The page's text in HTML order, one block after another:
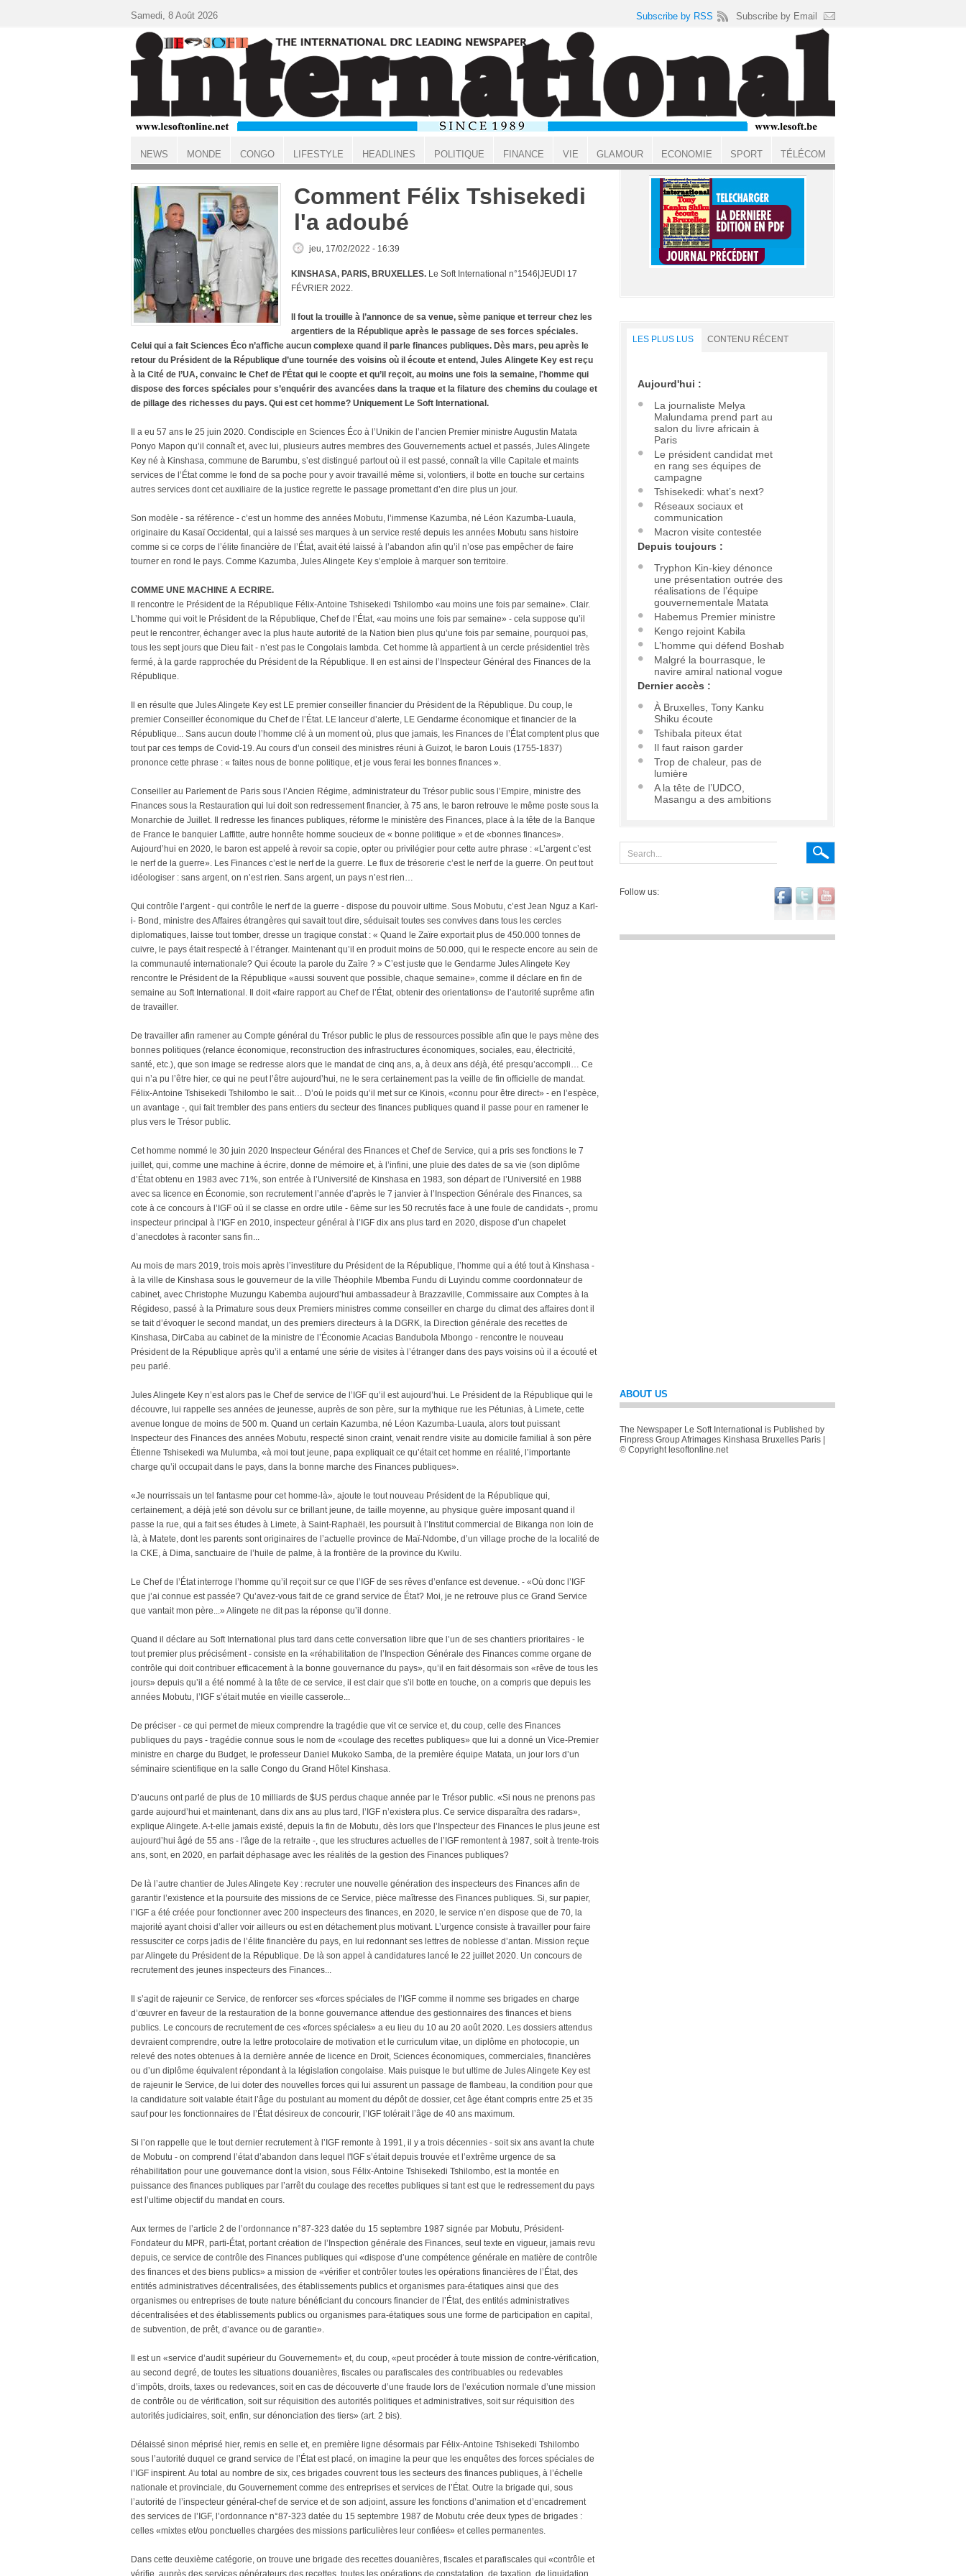
ACCUEIL
Comment Félix Tshisekedi
l'a adoubé
jeu, 17/02/2022 - 16:39
KINSHASA, PARIS, BRUXELLES. Le Soft International n°1546|JEUDI 17
FÉVRIER 2022.
Il fout la trouille à l’annonce de sa venue, sème panique et terreur chez les
argentiers de la République après le passage de ses forces spéciales.
Celui qui a fait Sciences Éco n’affiche aucun complexe quand il parle finances publiques. Dès mars, peu après le
retour du Président de la République d’une tournée des voisins où il écoute et entend, Jules Alingete Key est reçu
à la Cité de l’UA, convainc le Chef de l’État qui le coopte et qu’il reçoit, au moins une fois la semaine, l'homme qui
dispose des forces spéciales pour s’enquérir des avancées dans la traque et la filature des chemins du coulage et
de pillage des richesses du pays. Qui est cet homme? Uniquement Le Soft International.
Il a eu 57 ans le 25 juin 2020. Condisciple en Sciences Éco à l’Unikin de l’ancien Premier ministre Augustin Matata
Ponyo Mapon qu’il connaît et, avec lui, plusieurs autres membres des Gouvernements actuel et passés, Jules Alingete
Key né à Kinshasa, commune de Barumbu, s’est distingué partout où il est passé, connaît la ville Capitale et maints
services de l’État comme le fond de sa poche pour y avoir travaillé même si, volontiers, il botte en touche sur certains
autres services dont cet auxiliaire de la justice regrette le passage promettant d’en dire plus un jour.
Son modèle - sa référence - c’est un homme des années Mobutu, l’immense Kazumba, né Léon Kazumba-Luaula,
originaire du Kasaï Occidental, qui a laissé ses marques à un service resté depuis les années Mobutu sans histoire
comme si ce corps de l’élite financière de l’État, avait été laissé à l’abandon afin qu’il n’ose pas empêcher de faire
tourner en rond le pays. Comme Kazumba, Jules Alingete Key s’emploie à marquer son territoire.
COMME UNE MACHINE A ECRIRE.
Il rencontre le Président de la République Félix-Antoine Tshisekedi Tshilombo «au moins une fois par semaine». Clair.
L’homme qui voit le Président de la République, Chef de l’État, «au moins une fois par semaine» - cela suppose qu’il
peut le rencontrer, échanger avec la plus haute autorité de la Nation bien plus qu’une fois par semaine, pourquoi pas,
tous les sept jours que Dieu fait - n’est pas le Congolais lambda. Cet homme là appartient à un cercle présidentiel très
fermé, à la garde rapprochée du Président de la République. Il en est ainsi de l’Inspecteur Général des Finances de la
République.
Il en résulte que Jules Alingete Key est LE premier conseiller financier du Président de la République. Du coup, le
premier Conseiller économique du Chef de l’État. LE lanceur d’alerte, LE Gendarme économique et financier de la
République... Sans aucun doute l’homme clé à un moment où, plus que jamais, les Finances de l’État comptent plus que
tout par ces temps de Covid-19. Au cours d’un conseil des ministres réuni à Guizot, le baron Louis (1755-1837)
prononce cette phrase : « faites nous de bonne politique, et je vous ferai les bonnes finances ».
Conseiller au Parlement de Paris sous l’Ancien Régime, administrateur du Trésor public sous l’Empire, ministre des
Finances sous la Restauration qui lui doit son redressement financier, à 75 ans, le baron retrouve le même poste sous la
Monarchie de Juillet. Il redresse les finances publiques, réforme le ministère des Finances, place à la tête de la Banque
de France le banquier Laffitte, autre honnête homme soucieux de « bonne politique » et de «bonnes finances».
Aujourd’hui en 2020, le baron est appelé à revoir sa copie, opter ou privilégier pour cette autre phrase : «L’argent c’est
le nerf de la guerre». Les Finances c’est le nerf de la guerre. Le flux de trésorerie c’est le nerf de la guerre. On peut tout
idéologiser : sans argent, on n’est rien. Sans argent, un pays n’est rien…
Qui contrôle l’argent - qui contrôle le nerf de la guerre - dispose du pouvoir ultime. Sous Mobutu, c’est Jean Nguz a Karl-
i- Bond, ministre des Affaires étrangères qui savait tout dire, séduisait toutes ses convives dans tous les cercles
diplomatiques, laisse tout tomber, dresse un tragique constat : « Quand le Zaïre exportait plus de 450.000 tonnes de
cuivre, le pays était respecté à l’étranger. Maintenant qu’il en produit moins de 50.000, qui le respecte encore au sein de
la communauté internationale? Qui écoute la parole du Zaïre ? » C’est juste que le Gendarme Jules Alingete Key
rencontre le Président de la République «aussi souvent que possible, chaque semaine», comme il déclare en fin de
semaine au Soft International. Il doit «faire rapport au Chef de l’État, obtenir des orientations» de l’autorité suprême afin
de travailler.
De travailler afin ramener au Compte général du Trésor public le plus de ressources possible afin que le pays mène des
bonnes politiques (relance économique, reconstruction des infrastructures économiques, sociales, eau, électricité,
santé, etc.), que son image se redresse alors que le mandat de cinq ans, a, à deux ans déjà, été presqu’accompli… Ce
qui n’a pu l’être hier, ce qui ne peut l’être aujourd’hui, ne le sera certainement pas la veille de fin officielle de mandat.
Félix-Antoine Tshisekedi Tshilombo le sait… D’où le poids qu’il met sur ce Kinois, «connu pour être direct» - en l’espèce,
un avantage -, qui fait trembler des pans entiers du secteur des finances publiques quand il passe pour en ramener le
plus vers le Trésor public.
Cet homme nommé le 30 juin 2020 Inspecteur Général des Finances et Chef de Service, qui a pris ses fonctions le 7
juillet, qui, comme une machine à écrire, donne de mémoire et, à l’infini, une pluie des dates de sa vie (son diplôme
d’État obtenu en 1983 avec 71%, son entrée à l’Université de Kinshasa en 1983, son départ de l’Université en 1988
avec sa licence en Économie, son recrutement l’année d’après le 7 janvier à l’Inspection Générale des Finances, sa
cote à ce concours à l’IGF où il se classe en ordre utile - 6ème sur les 50 recrutés face à une foule de candidats -, promu
inspecteur principal à l’IGF en 2010, inspecteur général à l’IGF dix ans plus tard en 2020, dispose d’un chapelet
d’anecdotes à raconter sans fin...
Au mois de mars 2019, trois mois après l’investiture du Président de la République, l’homme qui a été tout à Kinshasa -
à la ville de Kinshasa sous le gouverneur de la ville Théophile Mbemba Fundu di Luyindu comme coordonnateur de
cabinet, avec Christophe Muzungu Kabemba aujourd’hui ambassadeur à Brazzaville, Commissaire aux Comptes à la
Régideso, passé à la Primature sous deux Premiers ministres comme conseiller en charge du climat des affaires dont il
se tait d’évoquer le second mandat, un des premiers directeurs à la DGRK, la Direction générale des recettes de
Kinshasa, DirCaba au cabinet de la ministre de l’Économie Acacias Bandubola Mbongo - rencontre le nouveau
Président de la République après qu’il a entamé une série de visites à l’étranger dans des pays voisins où il a écouté et
peu parlé.
Jules Alingete Key n’est alors pas le Chef de service de l’IGF qu’il est aujourd’hui. Le Président de la République qui le
découvre, lui rappelle ses années de jeunesse, auprès de son père, sur la mythique rue les Pétunias, à Limete, cette
avenue longue de moins de 500 m. Quand un certain Kazumba, né Léon Kazumba-Luaula, alors tout puissant
Inspecteur des Finances des années Mobutu, respecté sinon craint, venait rendre visite au domicile familial à son père
Étienne Tshisekedi wa Mulumba, «à moi tout jeune, papa expliquait ce qu’était cet homme en réalité, l’importante
charge qu’il occupait dans le pays, dans la bonne marche des Finances publiques».
«Je nourrissais un tel fantasme pour cet homme-là», ajoute le tout nouveau Président de la République qui,
certainement, a déjà jeté son dévolu sur ce brillant jeune, de taille moyenne, au physique guère imposant quand il
passe la rue, qui a fait ses études à Limete, à Saint-Raphaël, les poursuit à l’Institut commercial de Bikanga non loin de
là, à Matete, dont les parents sont originaires de l’actuelle province de Maï-Ndombe, d’un village proche de la localité de
la CKE, à Dima, sanctuaire de l’huile de palme, à la frontière de la province du Kwilu.
Le Chef de l’État interroge l’homme qu’il reçoit sur ce que l’IGF de ses rêves d’enfance est devenue. - «Où donc l’IGF
que j’ai connue est passée? Qu’avez-vous fait de ce grand service de État? Moi, je ne retrouve plus ce Grand Service
que vantait mon père...» Alingete ne dit pas la réponse qu’il donne.
Quand il déclare au Soft International plus tard dans cette conversation libre que l’un de ses chantiers prioritaires - le
tout premier plus précisément - consiste en la «réhabilitation de l’Inspection Générale des Finances comme organe de
contrôle qui doit contribuer efficacement à la bonne gouvernance du pays», qu’il en fait désormais son «rêve de tous les
jours» depuis qu’il a été nommé à la tête de ce service, il est clair que s’il botte en touche, on a compris que depuis les
années Mobutu, l’IGF s’était mutée en vieille casserole...
De préciser - ce qui permet de mieux comprendre la tragédie que vit ce service et, du coup, celle des Finances
publiques du pays - tragédie connue sous le nom de «coulage des recettes publiques» que lui a donné un Vice-Premier
ministre en charge du Budget, le professeur Daniel Mukoko Samba, de la première équipe Matata, un jour lors d’un
séminaire scientifique en la salle Congo du Grand Hôtel Kinshasa.
D’aucuns ont parlé de plus de 10 milliards de $US perdus chaque année par le Trésor public. «Si nous ne prenons pas
garde aujourd’hui et maintenant, dans dix ans au plus tard, l’IGF n’existera plus. Ce service disparaîtra des radars»,
explique Alingete. A-t-elle jamais existé, depuis la fin de Mobutu, dès lors que l’Inspecteur des Finances le plus jeune est
aujourd’hui âgé de 55 ans - l'âge de la retraite -, que les structures actuelles de l’IGF remontent à 1987, soit à trente-trois
ans, sont, en 2020, en parfait déphasage avec les réalités de la gestion des Finances publiques?
De là l’autre chantier de Jules Alingete Key : recruter une nouvelle génération des inspecteurs des Finances afin de
garantir l’existence et la poursuite des missions de ce Service, pièce maîtresse des Finances publiques. Si, sur papier,
l’IGF a été créée pour fonctionner avec 200 inspecteurs des finances, en 2020, le service n’en dispose que de 70, la
majorité ayant choisi d’aller voir ailleurs ou est en détachement plus motivant. L’urgence consiste à travailler pour faire
ressusciter ce corps jadis de l’élite financière du pays, en lui redonnant ses lettres de noblesse d’antan. Mission reçue
par Alingete du Président de la République. De là son appel à candidatures lancé le 22 juillet 2020. Un concours de
recrutement des jeunes inspecteurs des Finances...
Il s’agit de rajeunir ce Service, de renforcer ses «forces spéciales de l’IGF comme il nomme ses brigades en charge
d’œuvrer en faveur de la restauration de la bonne gouvernance attendue des gestionnaires des finances et biens
publics. Le concours de recrutement de ces «forces spéciales» a eu lieu du 10 au 20 août 2020. Les dossiers attendus
devraient comprendre, outre la lettre protocolaire de motivation et le curriculum vitae, un diplôme en photocopie, un
relevé des notes obtenues à la dernière année de licence en Droit, Sciences économiques, commerciales, financières
ou d’un diplôme équivalent répondant à la législation congolaise. Mais puisque le but ultime de Jules Alingete Key est
de rajeunir le Service, de lui doter des nouvelles forces qui lui assurent un passage de flambeau, la condition pour que
la candidature soit valable était l’âge du postulant au moment du dépôt de dossier, cet âge étant compris entre 25 et 35
sauf pour les fonctionnaires de l’État désireux de concourir, l’IGF tolérait l’âge de 40 ans maximum.
Si l’on rappelle que le tout dernier recrutement à l’IGF remonte à 1991, il y a trois décennies - soit six ans avant la chute
de Mobutu - on comprend l’état d’abandon dans lequel l'IGF s’était depuis trouvée et l’extrême urgence de sa
réhabilitation pour une gouvernance dont la vision, sous Félix-Antoine Tshisekedi Tshilombo, est la montée en
puissance des finances publiques par l’arrêt du coulage des recettes publiques si tant est que le redressement du pays
est l’ultime objectif du mandat en cours.
Aux termes de l’article 2 de l’ordonnance n°87-323 datée du 15 septembre 1987 signée par Mobutu, Président-
Fondateur du MPR, parti-État, portant création de l’Inspection générale des Finances, seul texte en vigueur, jamais revu
depuis, ce service de contrôle des Finances publiques qui «dispose d’une compétence générale en matière de contrôle
des finances et des biens publics» a mission de «vérifier et contrôler toutes les opérations financières de l’État, des
entités administratives décentralisées, des établissements publics et organismes para-étatiques ainsi que des
organismes ou entreprises de toute nature bénéficiant du concours financier de l’État, des entités administratives
décentralisées et des établissements publics ou organismes para-étatiques sous une forme de participation en capital,
de subvention, de prêt, d’avance ou de garantie».
Il est un «service d’audit supérieur du Gouvernement» et, du coup, «peut procéder à toute mission de contre-vérification,
au second degré, de toutes les situations douanières, fiscales ou parafiscales des contribuables ou redevables
d’impôts, droits, taxes ou redevances, soit en cas de découverte d’une fraude lors de l’exécution normale d’une mission
de contrôle ou de vérification, soit sur réquisition des autorités politiques et administratives, soit sur réquisition des
autorités judiciaires, soit, enfin, sur dénonciation des tiers» (art. 2 bis).
Délaissé sinon méprisé hier, remis en selle et, en première ligne désormais par Félix-Antoine Tshisekedi Tshilombo
sous l’autorité duquel ce grand service de l’État est placé, on imagine la peur que les enquêtes des forces spéciales de
l’IGF inspirent. Au total au nombre de six, ces brigades couvrent tous les secteurs des finances publiques, à l’échelle
nationale et provinciale, du Gouvernement comme des entreprises et services de l’État. Outre la brigade qui, sous
l’autorité de l’inspecteur général-chef de service et de son adjoint, assure les fonctions d’animation et d’encadrement
des services de l’IGF, l’ordonnance n°87-323 datée du 15 septembre 1987 de Mobutu crée deux types de brigades :
celles «mixtes et/ou ponctuelles chargées des missions particulières leur confiées» et celles permanentes.
Dans cette deuxième catégorie, on trouve une brigade des recettes douanières, fiscales et parafiscales qui «contrôle et
vérifie, auprès des services générateurs des recettes, toutes les opérations de constatation, de taxation, de liquidation,
LES PLUS LUS CONTENU RÉCENT
Aujourd'hui :
La journaliste Melya
Malundama prend part au
salon du livre africain à
Paris
Le président candidat met
en rang ses équipes de
campagne
Tshisekedi: what’s next?
Réseaux sociaux et
communication
Macron visite contestée
Depuis toujours :
Tryphon Kin-kiey dénonce
une présentation outrée des
réalisations de l’équipe
gouvernementale Matata
Habemus Premier ministre
Kengo rejoint Kabila
L’homme qui défend Boshab
Malgré la bourrasque, le
navire amiral national vogue
Dernier accès :
À Bruxelles, Tony Kanku
Shiku écoute
Tshibala piteux état
Il faut raison garder
Trop de chaleur, pas de
lumière
A la tête de l’UDCO,
Masangu a des ambitions
Follow us:
ABOUT US
The Newspaper Le Soft International is Published by
Finpress Group Afrimages Kinshasa Bruxelles Paris |
© Copyright lesoftonline.net
Samedi, 8 Août 2026 Subscribe by RSS Subscribe by Email
NEWS MONDE CONGO LIFESTYLE HEADLINES POLITIQUE FINANCE VIE GLAMOUR ECONOMIE SPORT TÉLÉCOM